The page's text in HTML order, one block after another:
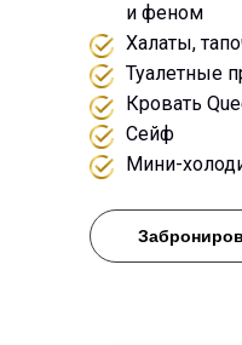
и феном
Халаты,
Туалетные
Кровать
Сейф
Мини-